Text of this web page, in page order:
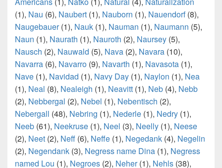
(1), Nau (6), Naubert (1), Nauborn (1), Nauendorf(8),
Naugebauer(1), Nauk (1), Nauman (1), Naumann (5),
Naun (1), Naurath (1), Nauroth (2), Naursey (5),
Nausch (2), Nauwald (5), Nava (2), Navara (10),
Navarra (6), Navarro (9), Navarth (1), Navasota (1),
Nave (1), Navidad (1), Navy Day (1), Naylon (1), Nea
(1), Neal (8), Nealeigh (1), Neavitt (1), Neb (4), Nebb
(2), Nebbergal (2), Nebel (1), Nebentisch (2),
Nebergall (48), Nebring (1), Nederle (1), Nedry (1),
Neeb (61), Neekruse (1), Neel (3), Neelly (1), Neese
(2), Neet (2), Neff (6), Neffe (1), Negedank (4), Negelin
(2), Negendank (3), Negress name Dina (1), Negress
named Lou (1), Negroes (2), Neher(1), Nehls (38),